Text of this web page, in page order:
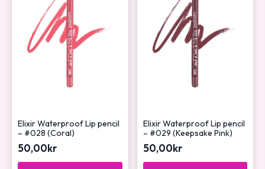
Elixir Waterproof Lip pencil
– #028 (Coral)
50,00kr
Elixir Waterproof Lip pencil
– #029 (Keepsake Pink)
50,00kr